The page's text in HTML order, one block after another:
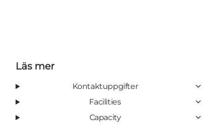
Läs mer
Kontaktuppgifter
Facilities
Capacity